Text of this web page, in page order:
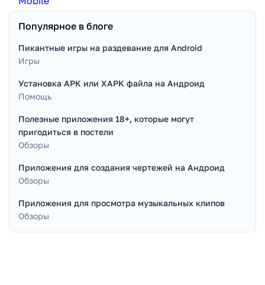
Популярное в блоге
Пикантные игры на раздевание для Android
Игры
Установка APK или XAPK файла на Андроид
Помощь
Полезные приложения 18+, которые могут
пригодиться в постели
Обзоры
Приложения для создания чертежей на Андроид
Обзоры
Приложения для просмотра музыкальных клипов
Обзоры